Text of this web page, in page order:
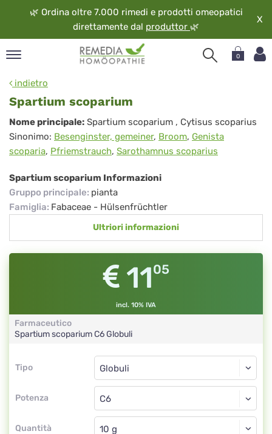
🌿 Ordina oltre 7.000 rimedi e prodotti omeopatici
direttamente dal produttor 🌿
X
0
indietro
Spartium scoparium
Spartium
scoparium
Nome principale: Spartium scoparium , Cytisus scoparius
Sinonimo: Besenginster, gemeiner, Broom, Genista
scoparia, Pfriemstrauch, Sarothamnus scoparius
Spartium scoparium Informazioni
Gruppo principale: pianta
Famiglia: Fabaceae - Hülsenfrüchtler
Ultriori informazioni
1105
incl. 10% IVA
Farmaceutico
Spartium scopariumC6Globuli
Tipo
Tipo
Potenza
Globuli
C6
Quantità
Globuli